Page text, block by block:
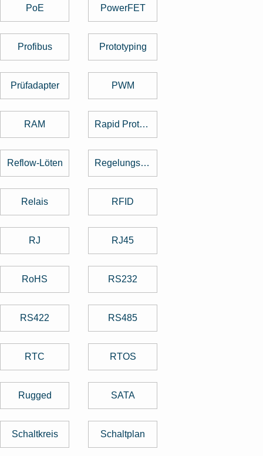
PoE PowerFET
Profibus Prototyping
Prüfadapter PWM
RAM Rapid Prototyping
Reflow-Löten Regelungstechnik
Relais RFID
RJ RJ45
RoHS RS232
RS422 RS485
RTC RTOS
Rugged SATA
Schaltkreis Schaltplan